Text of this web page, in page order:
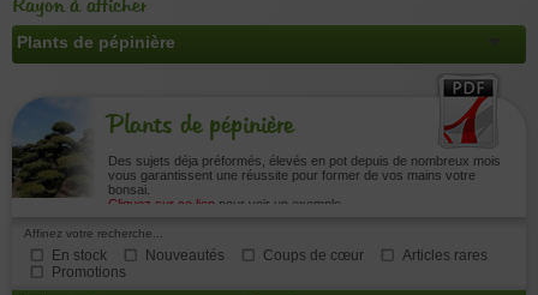
Rayon à afficher
Plants de pépinière
Des sujets déja préformés, élevés en pot depuis de nombreux mois
vous garantissent une réussite pour former de vos mains votre
bonsai.
Cliquez sur ce lien pour voir un exemple.
Affinez votre recherche...
En stock Nouveautés Coups de cœur
Articles rares
Promotions